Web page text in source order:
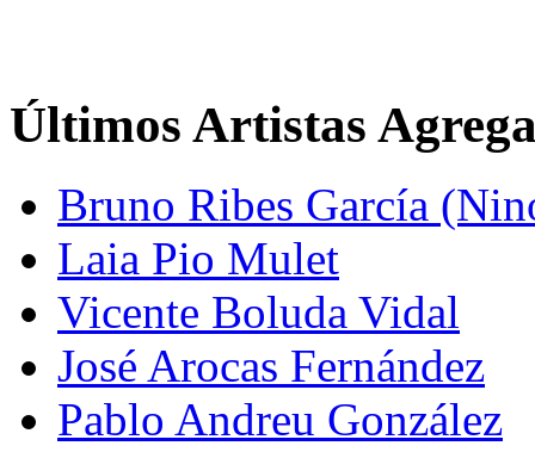
Últimos Artistas
Bruno Ribes García
Laia Pio Mulet
Vicente Boluda Vidal
José Arocas Fernández
Pablo Andreu González